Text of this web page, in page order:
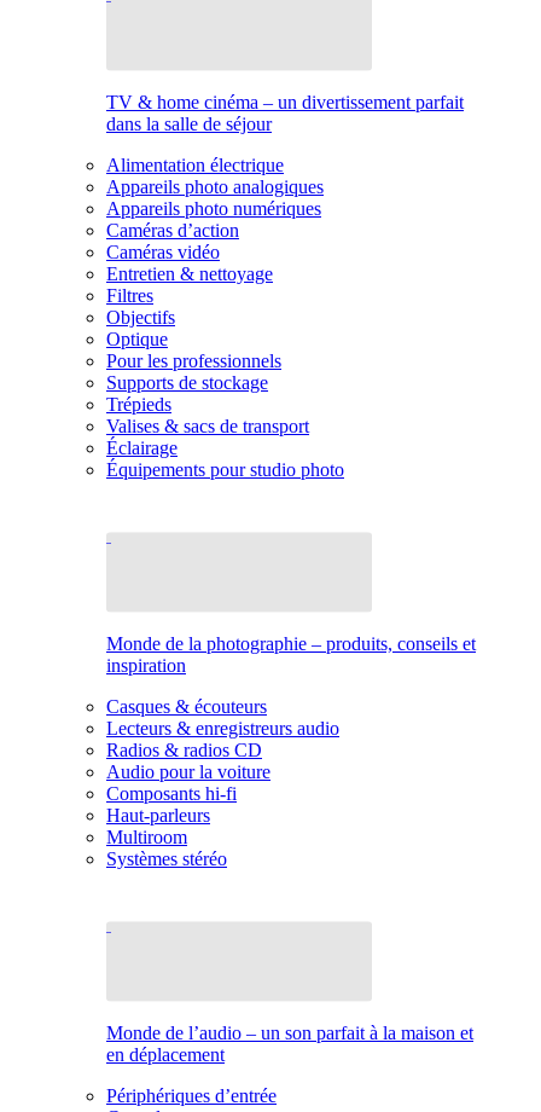
TV & home cinéma – un divertissement parfait
dans la salle de séjour
Alimentation électrique
Appareils photo analogiques
Appareils photo numériques
Caméras d’action
Caméras vidéo
Entretien & nettoyage
Filtres
Objectifs
Optique
Pour les professionnels
Supports de stockage
Trépieds
Valises & sacs de transport
Éclairage
Équipements pour studio photo
Monde de la photographie – produits, conseils et
inspiration
Casques & écouteurs
Lecteurs & enregistreurs audio
Radios & radios CD
Audio pour la voiture
Composants hi-fi
Haut-parleurs
Multiroom
Systèmes stéréo
Monde de l’audio – un son parfait à la maison et
en déplacement
Périphériques d’entrée